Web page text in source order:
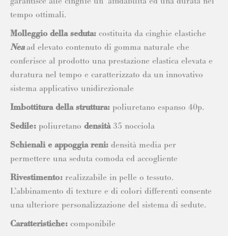
tempo ottimali.
Molleggio della seduta: costituita da cinghie elastiche
Neaad elevato contenuto di gomma naturale che
conferisce al prodotto una prestazione elastica elevata e
duratura nel tempo e caratterizzato da un innovativo
sistema applicativo unidirezionale
Imbottitura della struttura: poliuretano espanso 40p.
Sedile: poliuretano densità35 nocciola
Schienali e appoggia reni: densità media per
permettere una seduta comoda ed accogliente
Rivestimento: realizzabile in pelle o tessuto.
L’abbinamento di texture e di colori differenti consente
una ulteriore personalizzazione del sistema di sedute.
Caratteristiche: componibile